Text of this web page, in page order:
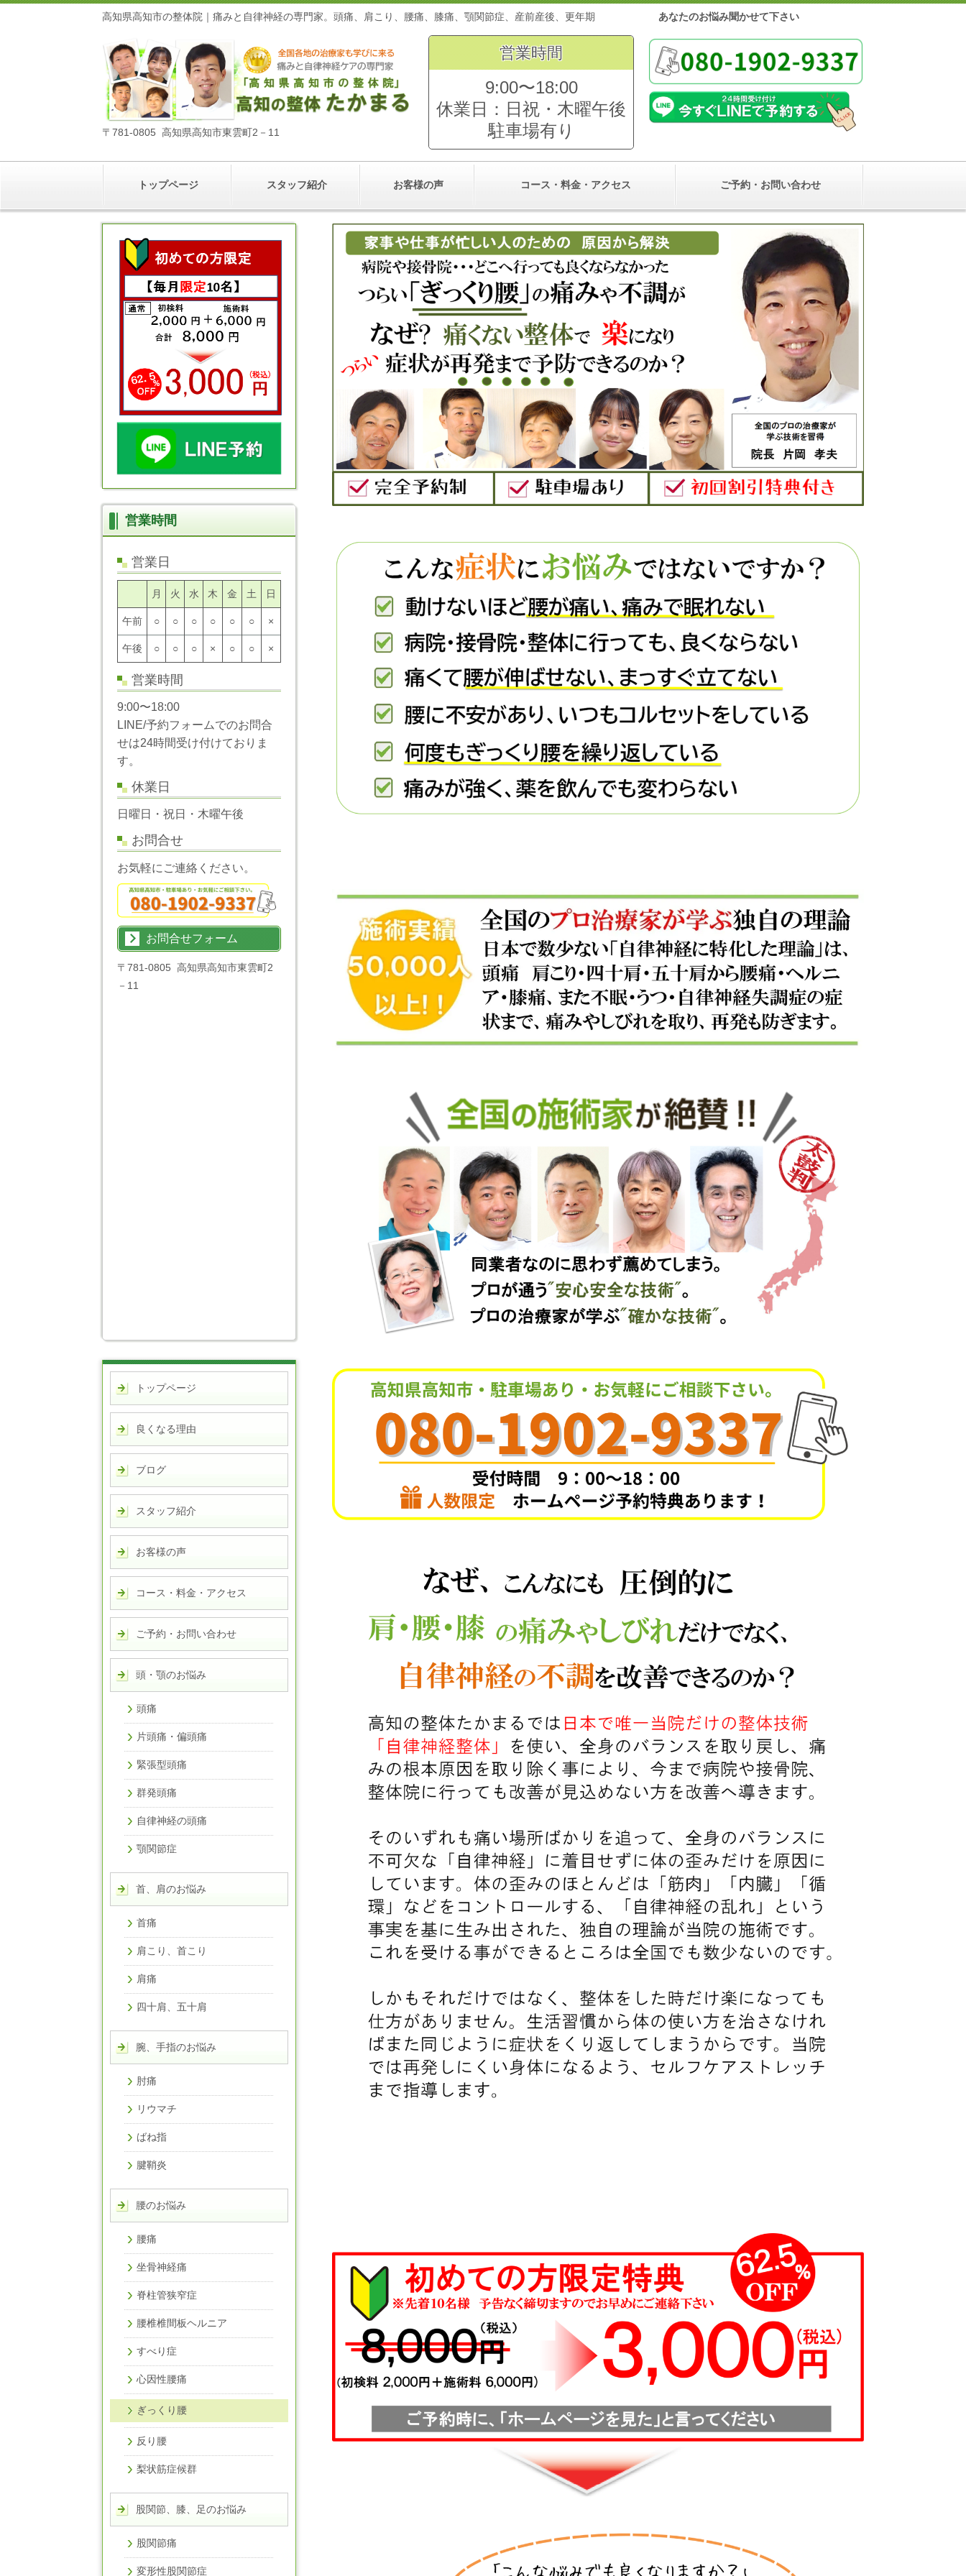
高知県高知市の整体院｜痛みと自律神経の専門家。頭痛、肩こり、腰痛、膝痛、顎関節症、産前産後、更年期 あなたのお悩み聞かせて下さい
〒781-0805 高知県高知市東雲町2－11
営業時間
9:00〜18:00
休業日：日祝・木曜午後
駐車場有り
トップページ スタッフ紹介 お客様の声 コース・料金・アクセス ご予約・お問い合わせ
営業時間
営業日
月 火 水 木 金 土 日
午前 ○ ○ ○ ○ ○ ○ ×
午後 ○ ○ ○ × ○ ○ ×
営業時間
9:00〜18:00
LINE/予約フォームでのお問合
せは24時間受け付けておりま
す。
休業日
日曜日・祝日・木曜午後
お問合せ
お気軽にご連絡ください。
お問合せフォーム
〒781-0805 高知県高知市東雲町2
－11
トップページ
良くなる理由
ブログ
スタッフ紹介
お客様の声
コース・料金・アクセス
ご予約・お問い合わせ
頭・顎のお悩み
頭痛
片頭痛・偏頭痛
緊張型頭痛
群発頭痛
自律神経の頭痛
顎関節症
首、肩のお悩み
首痛
肩こり、首こり
肩痛
四十肩、五十肩
腕、手指のお悩み
肘痛
リウマチ
ばね指
腱鞘炎
腰のお悩み
腰痛
坐骨神経痛
脊柱管狭窄症
腰椎椎間板ヘルニア
すべり症
心因性腰痛
ぎっくり腰
反り腰
梨状筋症候群
股関節、膝、足のお悩み
股関節痛
変形性股関節症